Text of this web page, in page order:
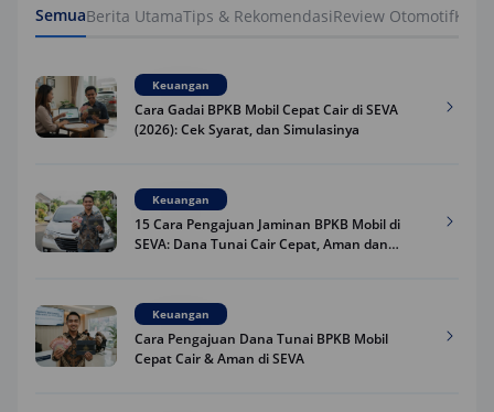
SemuaBerita UtamaTips & RekomendasiReview Otomotif
Keuangan
Cara Gadai BPKB Mobil Cepat Cair di SEVA
(2026): Cek Syarat, dan Simulasinya
Keuangan
15 Cara Pengajuan Jaminan BPKB Mobil di
SEVA: Dana Tunai Cair Cepat, Aman dan
Keuangan
Cara Pengajuan Dana Tunai BPKB Mobil
Cepat Cair & Aman di SEVA